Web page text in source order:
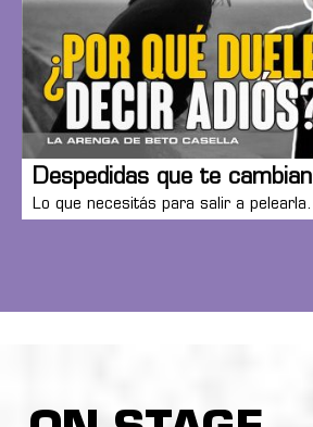
Despedidas que te cambian
Lo que necesitás para salir a pelearla.